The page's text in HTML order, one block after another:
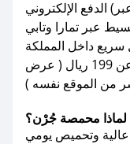
عبر تمارا وتابي
داخل المملكة
توصيل مجاني للطلبات التي تزيد عن 199 ريال ( عرض
لماذا محمصة جُرْن؟
وتحميص يومي